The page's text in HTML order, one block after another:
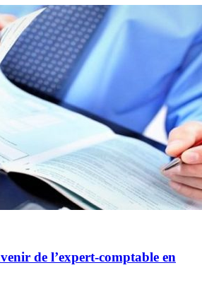
de l’expert-comptable en